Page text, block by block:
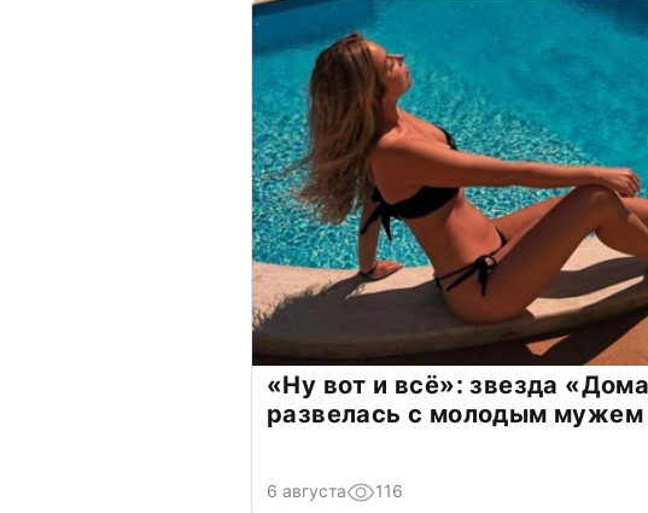
«Ну вот и всё»: звезда
развелась с молодым мужем
6 августа 116